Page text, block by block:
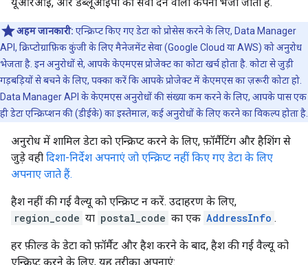
अहम जानकारी: एन्क्रिप्ट किए गए डेटा को प्रोसेस करने के लिए, Data Manager
API, क्रिप्टोग्राफ़िक कुंजी के लिए मैनेजमेंट सेवा (Google Cloud या AWS) को अनुरोध
भेजता है. इन अनुरोधों से, आपके केएमएस प्रोजेक्ट का कोटा खर्च होता है. कोटा से जुड़ी
गड़बड़ियों से बचने के लिए, पक्का करें कि आपके प्रोजेक्ट में केएमएस का ज़रूरी कोटा हो.
Data Manager API के केएमएस अनुरोधों की संख्या कम करने के लिए, आपके पास एक
ही डेटा एन्क्रिप्शन की (डीईके) का इस्तेमाल, कई अनुरोधों के लिए करने का विकल्प होता है.
अनुरोध में शामिल डेटा को एन्क्रिप्ट करने के लिए, फ़ॉर्मैटिंग और हैशिंग से
जुड़े वही दिशा-निर्देश अपनाएं जो एन्क्रिप्ट नहीं किए गए डेटा के लिए
अपनाए जाते हैं.
हैश नहीं की गई वैल्यू को एन्क्रिप्ट न करें. उदाहरण के लिए,
region_code या postal_code का एक AddressInfo .
हर फ़ील्ड के डेटा को फ़ॉर्मैट और हैश करने के बाद, हैश की गई वैल्यू को
एन्क्रिप्ट करने के लिए, यह तरीका अपनाएं: